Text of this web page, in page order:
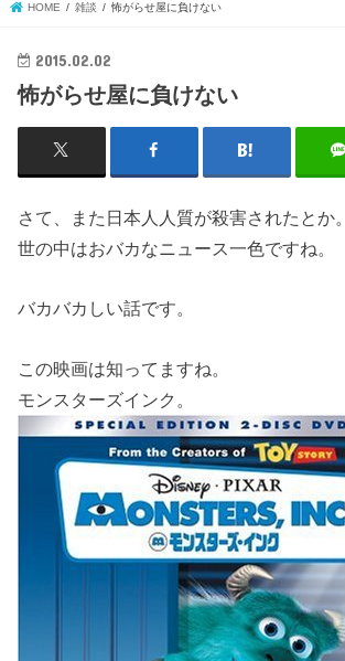
HOME 雑談 怖がらせ屋に負けない
2015.02.02
怖がらせ屋に負けない
さて、また日本人人質が殺害されたとか。
世の中はおバカなニュース一色ですね。
バカバカしい話です。
この映画は知ってますね。
モンスターズインク。